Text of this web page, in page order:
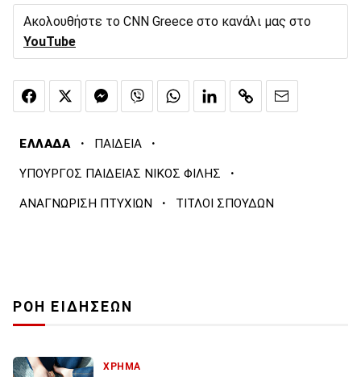
Ακολουθήστε το CNN Greece στο κανάλι μας στο
YouTube
ΕΛΛΑΔΑ · ΠΑΙΔΕΙΑ ·
ΥΠΟΥΡΓΟΣ ΠΑΙΔΕΙΑΣ ΝΙΚΟΣ ΦΙΛΗΣ ·
ΑΝΑΓΝΩΡΙΣΗ ΠΤΥΧΙΩΝ · ΤΙΤΛΟΙ ΣΠΟΥΔΩΝ
ΡΟΗ ΕΙΔΗΣΕΩΝ
ΧΡΗΜΑ